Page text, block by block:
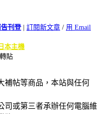
告刊登| 訂閱新文章 / 用 Email
本主機
貼
補帖等商品，本站與任何
司或第三者承辦任何電腦維